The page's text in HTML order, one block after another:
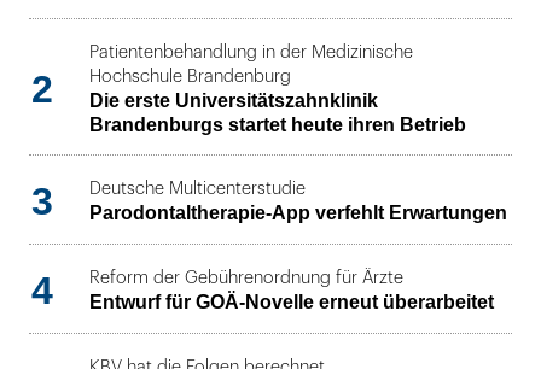
2
Patientenbehandlung in der Medizinische
Hochschule Brandenburg
Die erste Universitätszahnklinik
Brandenburgs startet heute ihren Betrieb
3 Deutsche Multicenterstudie
Parodontaltherapie-App verfehlt Erwartungen
4 Reform der Gebührenordnung für Ärzte
Entwurf für GOÄ-Novelle erneut überarbeitet